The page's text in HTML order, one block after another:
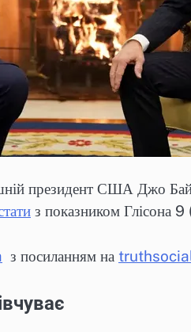
президент США Джо
з показником Глісона 9
з посиланням на